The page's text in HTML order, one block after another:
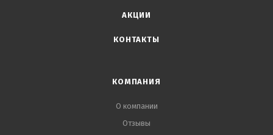
АКЦИИ
КОНТАКТЫ
КОМПАНИЯ
О компании
Отзывы